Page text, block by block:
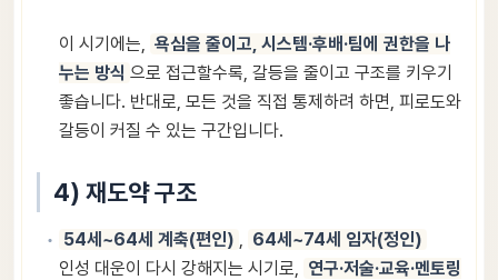
이 시기에는, 욕심을 줄이고, 시스템·후배·팀에 권한을 나
누는 방식 으로 접근할수록, 갈등을 줄이고 구조를 키우기
좋습니다. 반대로, 모든 것을 직접 통제하려 하면, 피로도와
갈등이 커질 수 있는 구간입니다.
4) 재도약 구조
54세~64세 계축(편인) , 64세~74세 임자(정인)
인성 대운이 다시 강해지는 시기로, 연구·저술·교육·멘토링